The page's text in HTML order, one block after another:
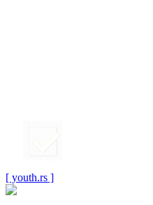
[ youth.rs ]